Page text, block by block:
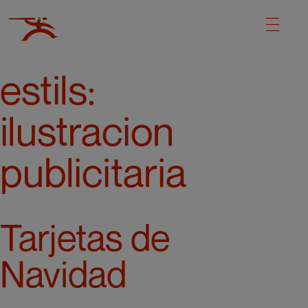
estils:
ilustracion
publicitaria
Tarjetas de
Navidad